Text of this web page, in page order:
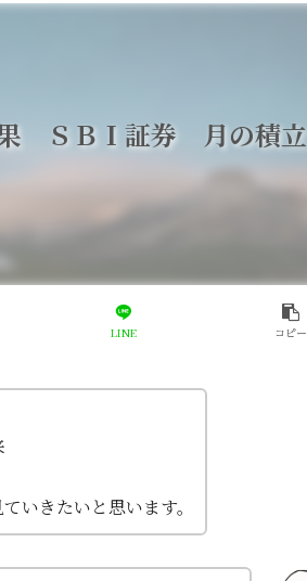
果 ＳＢＩ証券 月の積
LINE コピー
いきたいと思います。